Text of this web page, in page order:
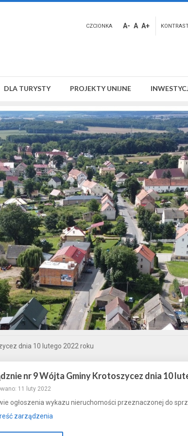
CZCIONKA A- A A+
DLA TURYSTY PROJEKTY UNIJNE
dnia 10 lutego 2022 roku
nr 9 Wójta Gminy Krotoszycez dnia 10
11 luty 2022
ogłoszenia wykazu nieruchomości przeznaczonej do
zarządzenia